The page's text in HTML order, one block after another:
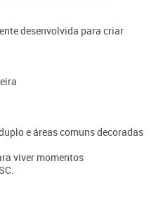
desenvolvida para criar
e áreas comuns decoradas
viver momentos